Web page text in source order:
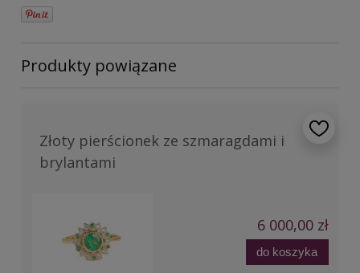
Produkty powiązane
Złoty pierścionek ze szmaragdami i
brylantami
6 000,00 zł
do koszyka